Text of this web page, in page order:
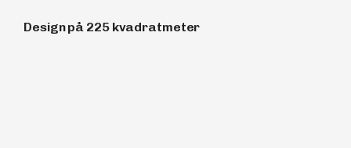
Design på 225 kvadratmeter